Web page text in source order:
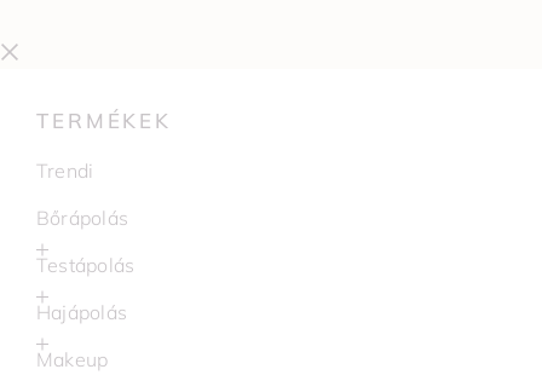
TERMÉKEK
Trendi
Bőrápolás
Testápolás
Hajápolás
Makeup